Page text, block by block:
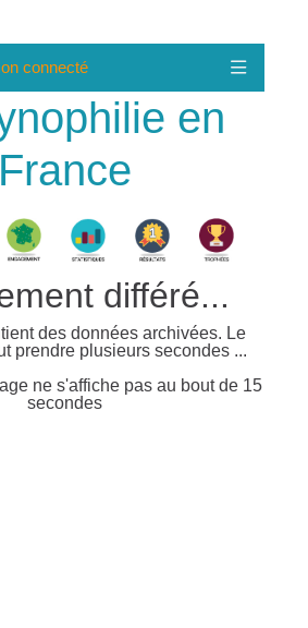
connecté
en
France
différé...
des données archivées. Le
prendre plusieurs secondes ...
ne s'affiche pas au bout de 15
secondes